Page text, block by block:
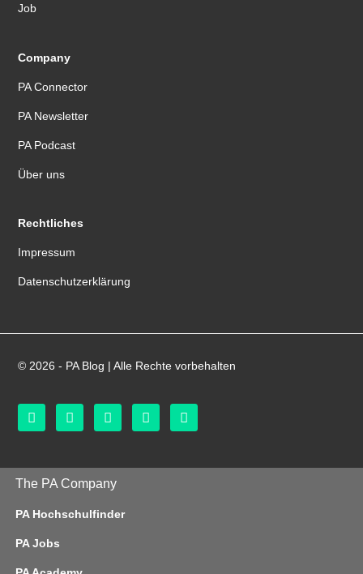
Job
Company
PA Connector
PA Newsletter
PA Podcast
Über uns
Rechtliches
Impressum
Datenschutzerklärung
© 2026 - PA Blog | Alle Rechte vorbehalten
The PA Company
PA Hochschulfinder
PA Jobs